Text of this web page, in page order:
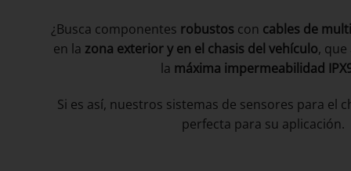
¿Busca componentes robustos con cables de
en la zona exterior y en el chasis del vehículo,
la máxima impermeabilidad
Si es así, nuestros sistemas de sensores para el
perfecta para su aplicación.